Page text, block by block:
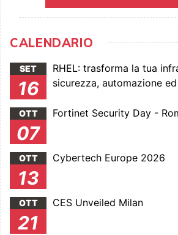
CALENDARIO
SET
16
RHEL: trasforma la tua
sicurezza, automazione
OTT
07
Fortinet Security Day -
OTT
13
Cybertech Europe 2026
OTT
21
CES Unveiled Milan